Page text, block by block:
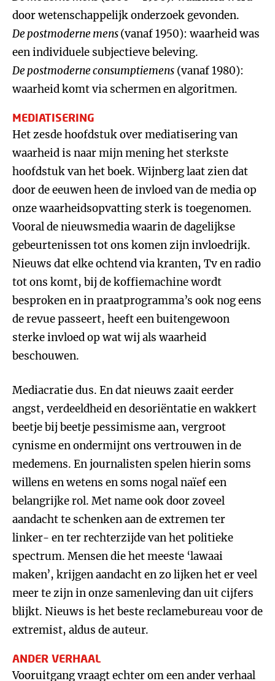
door wetenschappelijk onderzoek gevonden.
De postmoderne mens(vanaf 1950): waarheid was
een individuele subjectieve beleving.
De postmoderne consumptiemens (vanaf 1980):
waarheid komt via schermen en algoritmen.
MEDIATISERING
Het zesde hoofdstuk over mediatisering van
waarheid is naar mijn mening het sterkste
hoofdstuk van het boek. Wijnberg laat zien dat
door de eeuwen heen de invloed van de media op
onze waarheidsopvatting sterk is toegenomen.
Vooral de nieuwsmedia waarin de dagelijkse
gebeurtenissen tot ons komen zijn invloedrijk.
Nieuws dat elke ochtend via kranten, Tv en radio
tot ons komt, bij de koffiemachine wordt
besproken en in praatprogramma’s ook nog eens
de revue passeert, heeft een buitengewoon
sterke invloed op wat wij als waarheid
beschouwen.
Mediacratie dus. En dat nieuws zaait eerder
angst, verdeeldheid en desoriëntatie en wakkert
beetje bij beetje pessimisme aan, vergroot
cynisme en ondermijnt ons vertrouwen in de
medemens. En journalisten spelen hierin soms
willens en wetens en soms nogal naïef een
belangrijke rol. Met name ook door zoveel
aandacht te schenken aan de extremen ter
linker- en ter rechterzijde van het politieke
spectrum. Mensen die het meeste ‘lawaai
maken’, krijgen aandacht en zo lijken het er veel
meer te zijn in onze samenleving dan uit cijfers
blijkt. Nieuws is het beste reclamebureau voor de
extremist, aldus de auteur.
ANDER VERHAAL
Vooruitgang vraagt echter om een ander verhaal